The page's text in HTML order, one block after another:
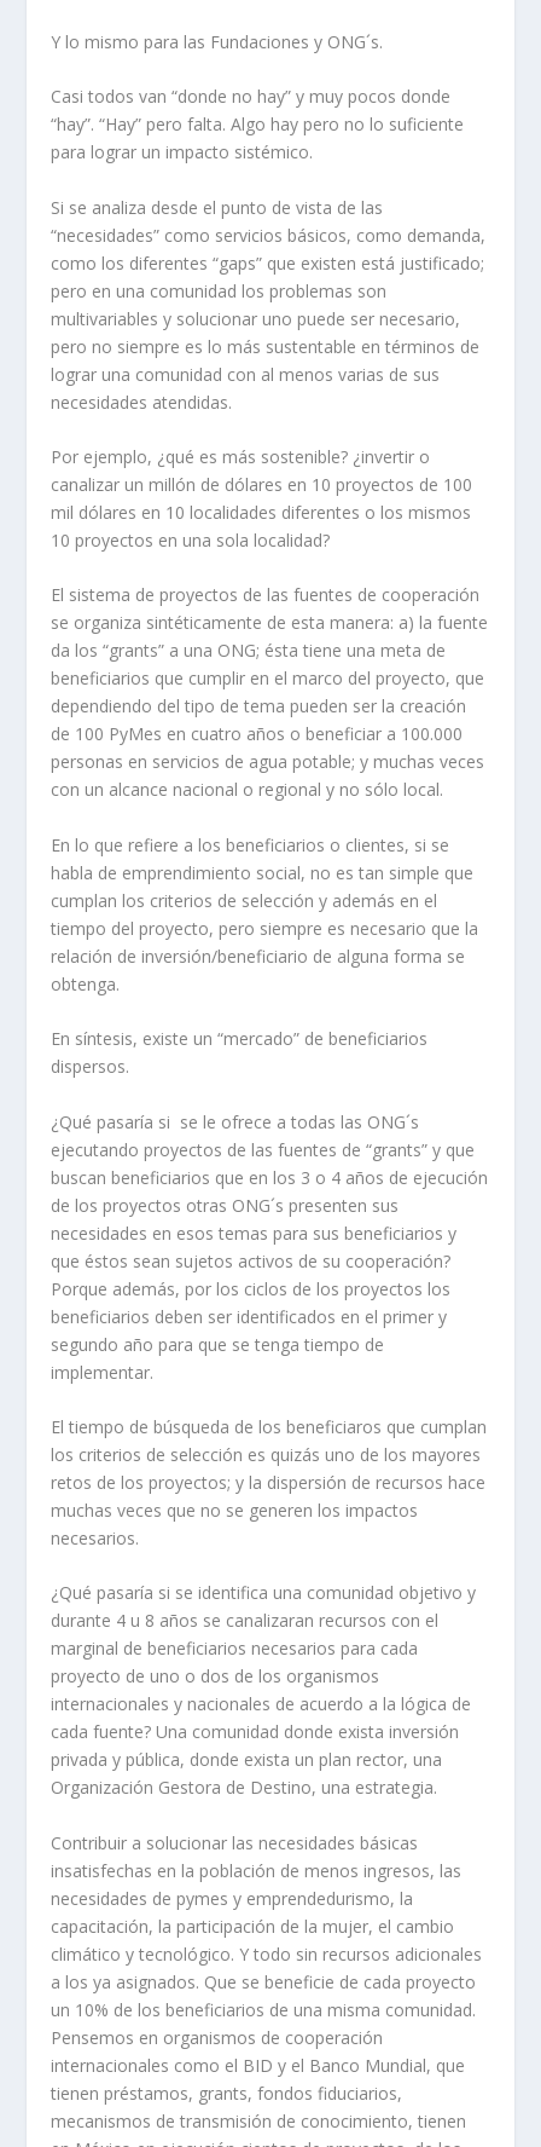
Y lo mismo para las Fundaciones y ONG´s.
Casi todos van “donde no hay” y muy pocos donde
“hay”. “Hay” pero falta. Algo hay pero no lo suficiente
para lograr un impacto sistémico.
Si se analiza desde el punto de vista de las
“necesidades” como servicios básicos, como demanda,
como los diferentes “gaps” que existen está justificado;
pero en una comunidad los problemas son
multivariables y solucionar uno puede ser necesario,
pero no siempre es lo más sustentable en términos de
lograr una comunidad con al menos varias de sus
necesidades atendidas.
Por ejemplo, ¿qué es más sostenible? ¿invertir o
canalizar un millón de dólares en 10 proyectos de 100
mil dólares en 10 localidades diferentes o los mismos
10 proyectos en una sola localidad?
El sistema de proyectos de las fuentes de cooperación
se organiza sintéticamente de esta manera: a) la fuente
da los “grants” a una ONG; ésta tiene una meta de
beneficiarios que cumplir en el marco del proyecto, que
dependiendo del tipo de tema pueden ser la creación
de 100 PyMes en cuatro años o beneficiar a 100.000
personas en servicios de agua potable; y muchas veces
con un alcance nacional o regional y no sólo local.
En lo que refiere a los beneficiarios o clientes, si se
habla de emprendimiento social, no es tan simple que
cumplan los criterios de selección y además en el
tiempo del proyecto, pero siempre es necesario que la
relación de inversión/beneficiario de alguna forma se
obtenga.
En síntesis, existe un “mercado” de beneficiarios
dispersos.
¿Qué pasaría si se le ofrece a todas las ONG´s
ejecutando proyectos de las fuentes de “grants” y que
buscan beneficiarios que en los 3 o 4 años de ejecución
de los proyectos otras ONG´s presenten sus
necesidades en esos temas para sus beneficiarios y
que éstos sean sujetos activos de su cooperación?
Porque además, por los ciclos de los proyectos los
beneficiarios deben ser identificados en el primer y
segundo año para que se tenga tiempo de
implementar.
El tiempo de búsqueda de los beneficiaros que cumplan
los criterios de selección es quizás uno de los mayores
retos de los proyectos; y la dispersión de recursos hace
muchas veces que no se generen los impactos
necesarios.
¿Qué pasaría si se identifica una comunidad objetivo y
durante 4 u 8 años se canalizaran recursos con el
marginal de beneficiarios necesarios para cada
proyecto de uno o dos de los organismos
internacionales y nacionales de acuerdo a la lógica de
cada fuente? Una comunidad donde exista inversión
privada y pública, donde exista un plan rector, una
Organización Gestora de Destino, una estrategia.
Contribuir a solucionar las necesidades básicas
insatisfechas en la población de menos ingresos, las
necesidades de pymes y emprendedurismo, la
capacitación, la participación de la mujer, el cambio
climático y tecnológico. Y todo sin recursos adicionales
a los ya asignados. Que se beneficie de cada proyecto
un 10% de los beneficiarios de una misma comunidad.
Pensemos en organismos de cooperación
internacionales como el BID y el Banco Mundial, que
tienen préstamos, grants, fondos fiduciarios,
mecanismos de transmisión de conocimiento, tienen